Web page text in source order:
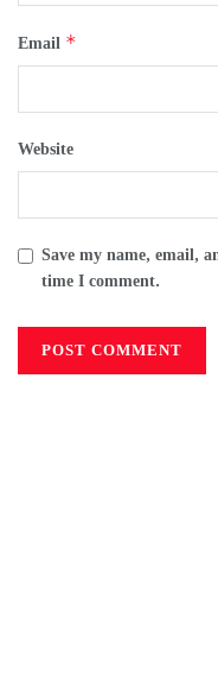
Email *
Website
Save my name, email,
time I comment.